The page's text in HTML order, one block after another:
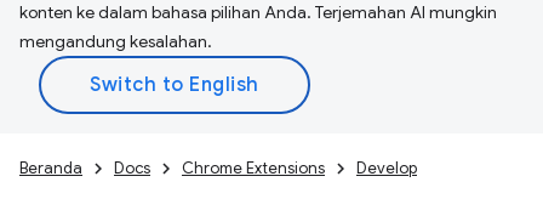
konten ke dalam bahasa pilihan Anda. Terjemahan AI mungkin
mengandung kesalahan.
Beranda Docs Chrome Extensions Develop